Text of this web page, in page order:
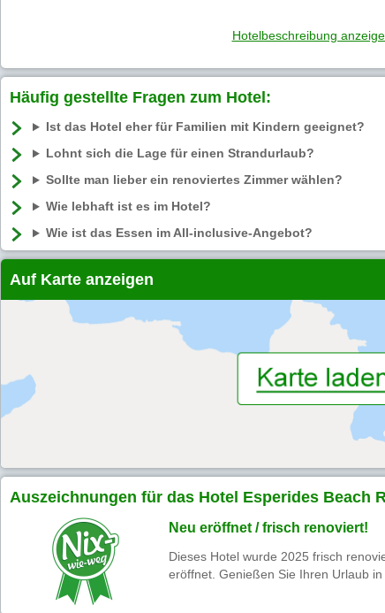
Hotelbeschreibung
Häufig gestellte Fragen zum Hotel:
Ist das Hotel eher für Familien mit Kindern geeignet?
Lohnt sich die Lage für einen Strandurlaub?
Sollte man lieber ein renoviertes Zimmer wählen?
Wie lebhaft ist es im Hotel?
Wie ist das Essen im All-inclusive-Angebot?
Auf Karte anzeigen
Auszeichnungen für das Hotel Esperides Beach
Neu eröffnet / frisch renoviert!
Dieses Hotel wurde 2025 frisch
eröffnet. Genießen Sie Ihren Urlaub in